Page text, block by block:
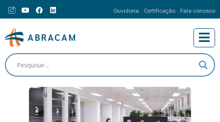
Ouvidoria Certificação Fale conosco